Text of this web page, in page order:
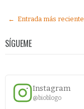
← Entrada más reciente
SÍGUEME
Instagram
@bioblogo